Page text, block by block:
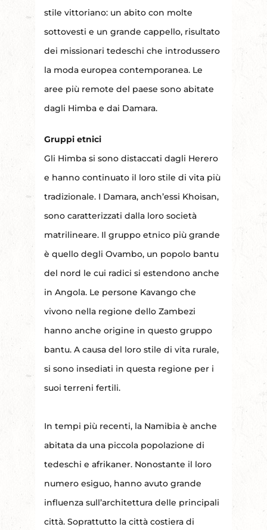
stile vittoriano: un abito con molte
sottovesti e un grande cappello, risultato
dei missionari tedeschi che introdussero
la moda europea contemporanea. Le
aree più remote del paese sono abitate
dagli Himba e dai Damara.
Gruppi etnici
Gli Himba si sono distaccati dagli Herero
e hanno continuato il loro stile di vita più
tradizionale. I Damara, anch’essi Khoisan,
sono caratterizzati dalla loro società
matrilineare. Il gruppo etnico più grande
è quello degli Ovambo, un popolo bantu
del nord le cui radici si estendono anche
in Angola. Le persone Kavango che
vivono nella regione dello Zambezi
hanno anche origine in questo gruppo
bantu. A causa del loro stile di vita rurale,
si sono insediati in questa regione per i
suoi terreni fertili.
In tempi più recenti, la Namibia è anche
abitata da una piccola popolazione di
tedeschi e afrikaner. Nonostante il loro
numero esiguo, hanno avuto grande
influenza sull’architettura delle principali
città. Soprattutto la città costiera di